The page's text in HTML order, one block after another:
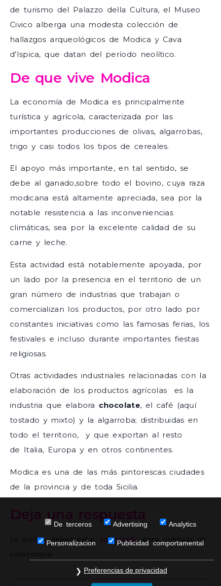
de turismo del Palazzo della Cultura, el Museo
Civico alberga una modesta colección de
hallazgos arqueológicos de Modica y Cava
d’Ispica, que datan del período neolítico.
De que vive Modica
La economía de Modica es principalmente
turística y agrícola, caracterizada por las
importantes producciones de olivas, algarrobas,
trigo y casi todos los tipos de cereales.
El apoyo más importante, en tal sentido, se
debe al ganado,sobre todo el bovino, cuya raza
modicana está altamente apreciada, sea por la
notable resistencia a las inconveniencias
climáticas, sea por la excelente calidad de su
carne y leche.
Esta actividad está notablemente apoyada, por
un lado por la presencia en el territorio de un
gran número de industrias que trabajan o
comercializan los productos, por otro lado por
constantes iniciativas como las famosas ferias, los
festivales e incluso durante importantes fiestas
religiosas.
Otras actividades industriales relacionadas con la
elaboración de los productos agrícolas es la
industria que elabora chocolate, el café (aquí
tostado y mixto) y la algarroba; distribuidas en
todo el territorio, y que exportan al resto
de Italia, Europa y en otros continentes.
Modica es una de las más pintorescas ciudades
de la provincia y de toda Sicilia.
Deja una respuesta
Lo siento, debes estar conectado para publicar un
De terceros Advertising Analytics
Personalizacion Publicidad comportamental
Preferencias de privacidad